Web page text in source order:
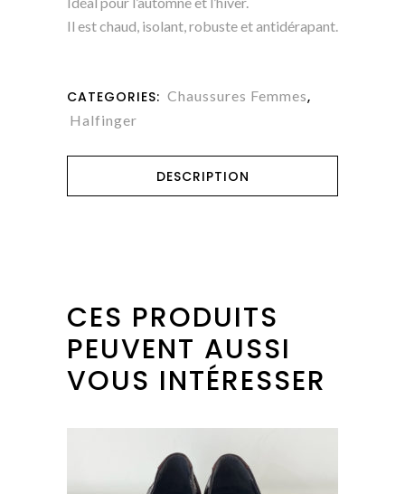
Il est chaud, isolant, robuste et antidérapant.
CATEGORIES: Chaussures Femmes,
Halfinger
DESCRIPTION
CES PRODUITS
PEUVENT AUSSI
VOUS INTÉRESSER